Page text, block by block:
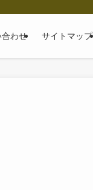
合わせ サイトマップ